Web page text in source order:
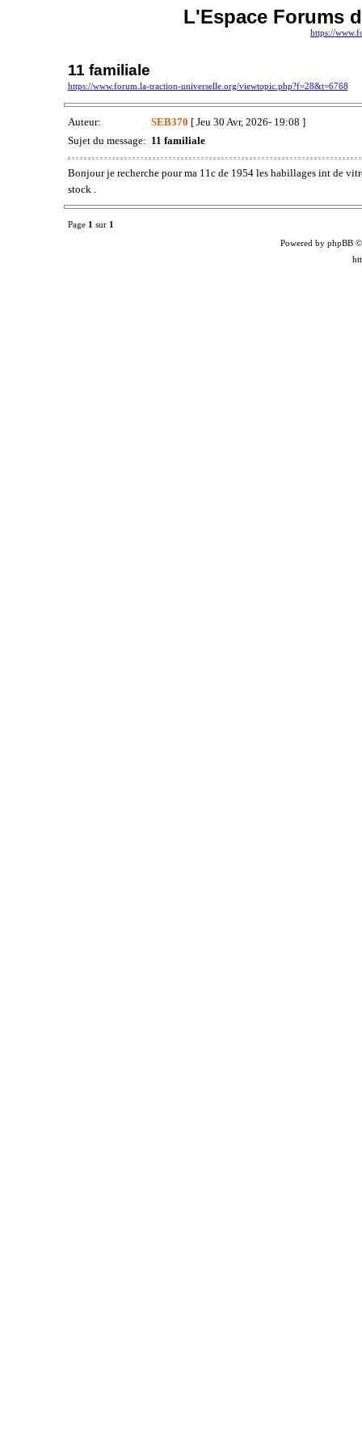
L'Espace Forums
https://
11 familiale
https://www.forum.la-traction-universelle.org/viewtopic.php?f=28&t=6768
Auteur: SEB370 [ Jeu 30 Avr, 2026- 19:08 ]
Sujet du message: 11 familiale
Bonjour je recherche pour ma 11c de 1954 les habillages int de
stock .
Page 1 sur 1
Powered by phpBB